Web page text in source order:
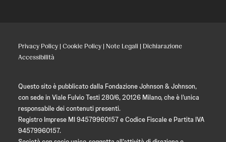
Privacy Policy | Cookie Policy | Note Legali | Dichiarazione
Accessibilità
Questo sito è pubblicato dalla Fondazione Johnson & Johnson,
con sede in Viale Fulvio Testi 280/6, 20126 Milano, che è l’unica
responsabile dei contenuti presenti.
Registro Imprese MI 94579960157 e Codice Fiscale e Partita IVA
94579960157.